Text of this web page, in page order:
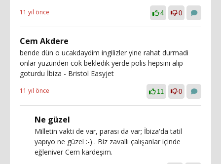
11 yıl önce 4 0
Cem Akdere
bende dün o ucakdaydim ingilizler yine rahat durmadi
onlar yuzunden cok bekledik yerde polis hepsini alip
goturdu İbiza - Bristol Easyjet
11 yıl önce 11 0
Ne güzel
Milletin vakti de var, parası da var; İbiza'da tatil
yapıyo ne güzel :-) . Biz zavallı çalışanlar içinde
eğleniver Cem kardeşim.